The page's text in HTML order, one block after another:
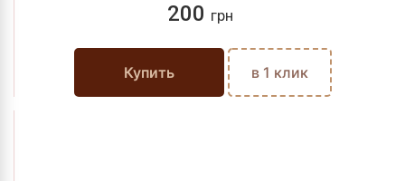
200 грн
Купить в 1 клик